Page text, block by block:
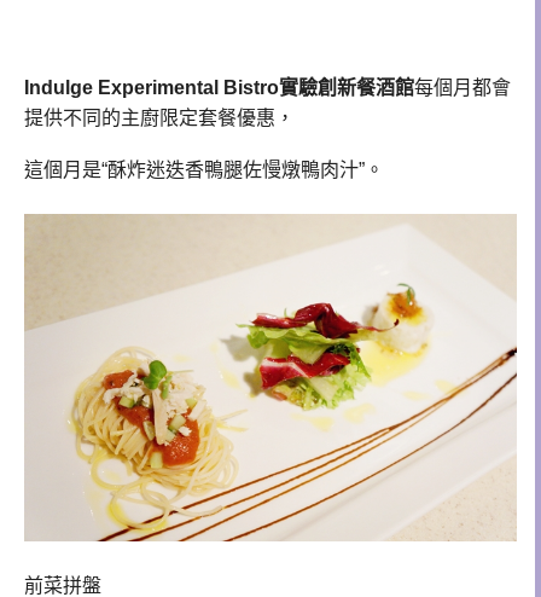
Indulge Experimental Bistro實驗創新餐酒館每個月都會
提供不同的主廚限定套餐優惠，
這個月是“酥炸迷迭香鴨腿佐慢燉鴨肉汁”。
前菜拼盤